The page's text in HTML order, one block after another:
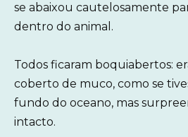
se abaixou cautelosamente
dentro do animal.
Todos ficaram boquiabertos:
coberto de muco, como se
fundo do oceano, mas
intacto.